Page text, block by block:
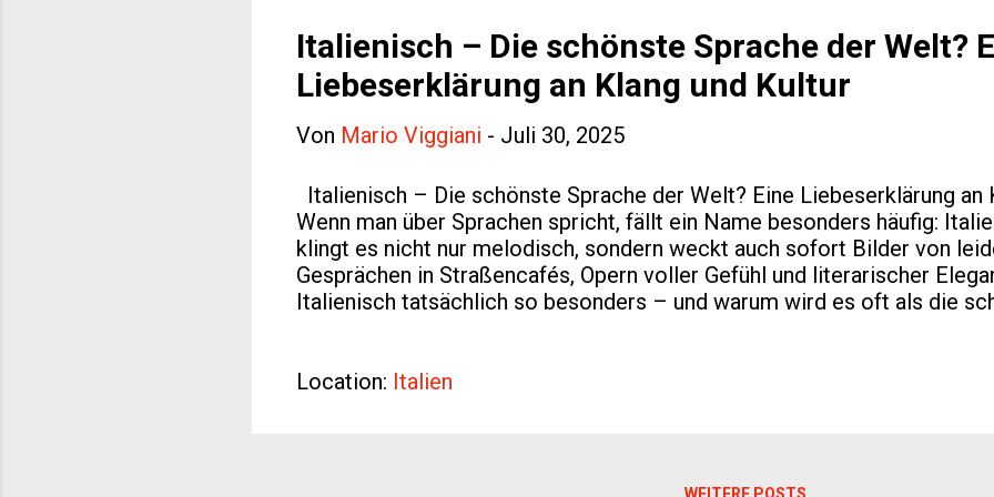
verbessern. Lernen Sie ...
Italienisch – Die schönste Sprache der Welt?
Liebeserklärung an Klang und Kultur
Von Mario Viggiani - Juli 30, 2025
Italienisch – Die schönste Sprache der Welt? Eine Liebeserklärung an
Wenn man über Sprachen spricht, fällt ein Name besonders häufig:
klingt es nicht nur melodisch, sondern weckt auch sofort Bilder von
Gesprächen in Straßencafés, Opern voller Gefühl und literarischer
Italienisch tatsächlich so besonders – und warum wird es oft als die
wird. Der regelmäßige Rhythmus, die offenen Vokale und der singende
Location: Italien